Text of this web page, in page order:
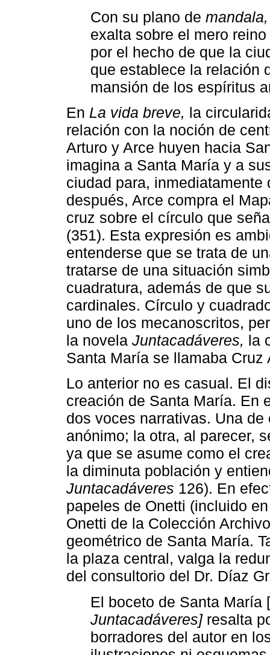
Con su plano de mandala,
exalta sobre el mero
por el hecho de que la
que establece la relación
mansión de los espíritus
En La vida breve, la
relación con la noción de
Arturo y Arce huyen hacia
imagina a Santa María y a
ciudad para,
después, Arce compra el
cruz sobre el círculo que
(351). Esta expresión es
entenderse que se trata de
tratarse de una situación
cuadratura, además de que
cardinales. Círculo y
uno de los mecanoscritos,
la novela Juntacadáveres, la
Santa María se llamaba Cruz
Lo anterior no es casual. El
creación de Santa María. En
dos voces narrativas. Una
anónimo; la otra, al parecer,
ya que se asume como el
la diminuta población y
Juntacadáveres 126). En
papeles de Onetti (incluido
Onetti de la Colección
geométrico de Santa María.
la plaza central, valga la
del consultorio del Dr. Díaz
El boceto de Santa María
Juntacadáveres]resalta
borradores del autor en